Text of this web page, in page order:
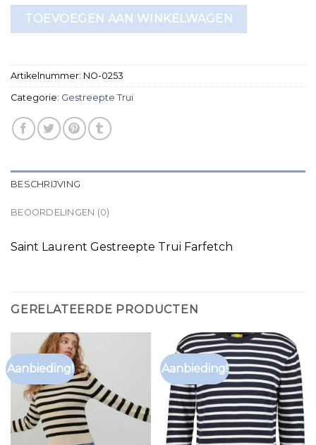
TOEVOEGEN AAN WINKELWAGEN
Artikelnummer: NO-0253
Categorie: Gestreepte Trui
BESCHRIJVING
BEOORDELINGEN (0)
Saint Laurent Gestreepte Trui Farfetch
GERELATEERDE PRODUCTEN
Aanbieding! Aanbieding!